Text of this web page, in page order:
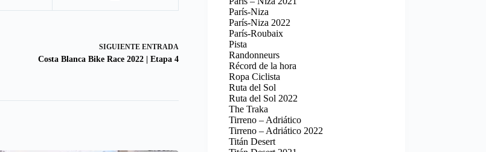
SIGUIENTE ENTRADA
Costa Blanca Bike Race 2022 | Etapa 4
París-Niza
París-Niza 2022
París-Roubaix
Pista
Randonneurs
Récord de la hora
Ropa Ciclista
Ruta del Sol
Ruta del Sol 2022
The Traka
Tirreno – Adriático
Tirreno – Adriático 2022
Titán Desert